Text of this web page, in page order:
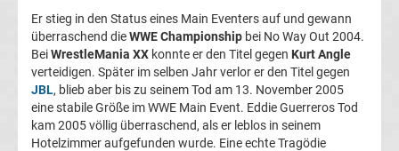
2.
Liga
3.
Er stieg in den Status eines Main Eventers auf und gewann
überraschend dieWWE Championship bei No Way Out 2004.
BeiWrestleMania XX konnte er den Titel gegen Kurt Angle
verteidigen. Später im selben Jahr verlor er den Titel gegen
JBL, blieb aber bis zu seinem Tod am 13. November 2005
eine stabile Größe im WWE Main Event. Eddie Guerreros Tod
kam 2005 völlig überraschend, als er leblos in seinem
Hotelzimmer aufgefunden wurde. Eine echte Tragödie